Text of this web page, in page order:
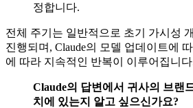
정합니다.
전체 주기는 일반적으로 초기 가시성
진행되며, Claude의 모델 업데이트에
에 따라 지속적인 반복이 이루어집니
Claude의 답변에서 귀사의 브랜
치에 있는지 알고 싶으신가요?